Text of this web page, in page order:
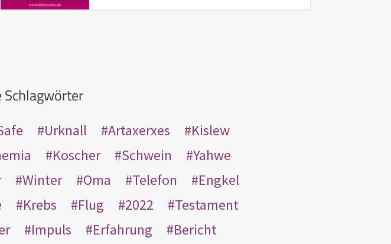
Urknall Artaxerxes
Kislew
Koscher Schwein
Yahwe
Winter Oma Telefon
Engkel
Krebs Flug 2022
Testament
Impuls Erfahrung
Bericht